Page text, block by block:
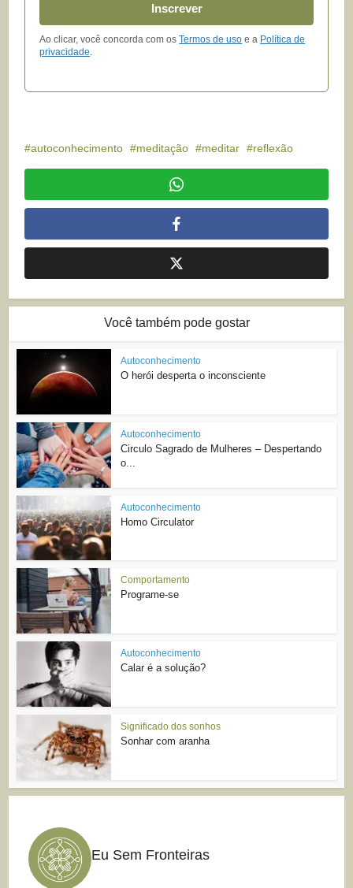
Inscrever
Ao clicar, você concorda com osTermos de uso e a Política de
privacidade.
autoconhecimento meditação meditar reflexão
Você também pode gostar
Autoconhecimento
O herói desperta o inconsciente
Autoconhecimento
Circulo Sagrado de Mulheres – Despertando
o...
Autoconhecimento
Homo Circulator
Comportamento
Programe-se
Autoconhecimento
Calar é a solução?
Significado dos sonhos
Sonhar com aranha
Eu Sem Fronteiras